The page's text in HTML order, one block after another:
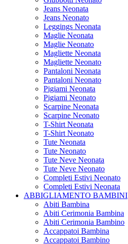
Jeans Neonata
Jeans Neonato
Leggings Neonata
Maglie Neonata
Maglie Neonato
Magliette Neonata
Magliette Neonato
Pantaloni Neonata
Pantaloni Neonato
Pigiami Neonata
Pigiami Neonato
Scarpine Neonata
Scarpine Neonato
T-Shirt Neonata
T-Shirt Neonato
Tute Neonata
Tute Neonato
Tute Neve Neonata
Tute Neve Neonato
Completi Estivi Neonato
Completi Estivi Neonata
ABBIGLIAMENTO BAMBINI
Abiti Bambina
Abiti Cerimonia Bambina
Abiti Cerimonia Bambino
Accappatoi Bambina
Accappatoi Bambino